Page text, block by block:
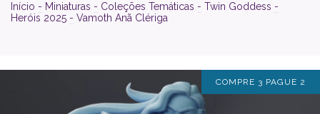
Início - Miniaturas - Coleções Temáticas - Twin Goddess -
Heróis 2025 - Vamoth Anã Clériga
COMPRE 3 PAGUE 2